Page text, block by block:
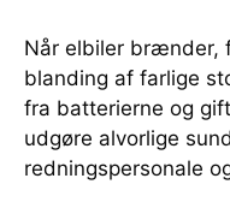
Når elbiler brænder,
blanding af farlige
fra batterierne og
udgøre alvorlige
redningspersonale